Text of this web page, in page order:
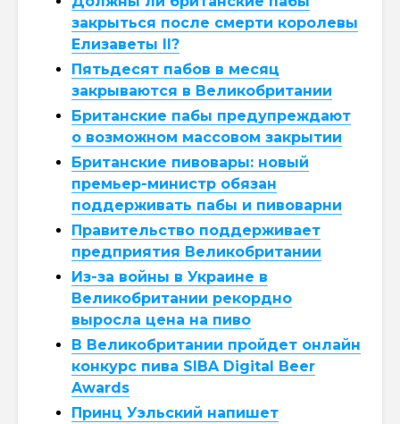
закрыться после смерти королевы
Елизаветы II?
Пятьдесят пабов в месяц
закрываются в Великобритании
Британские пабы предупреждают
о возможном массовом закрытии
Британские пивовары: новый
премьер-министр обязан
поддерживать пабы и пивоварни
Правительство поддерживает
предприятия Великобритании
Из-за войны в Украине в
Великобритании рекордно
выросла цена на пиво
В Великобритании пройдет онлайн
конкурс пива SIBA Digital Beer
Awards
Принц Уэльский напишет